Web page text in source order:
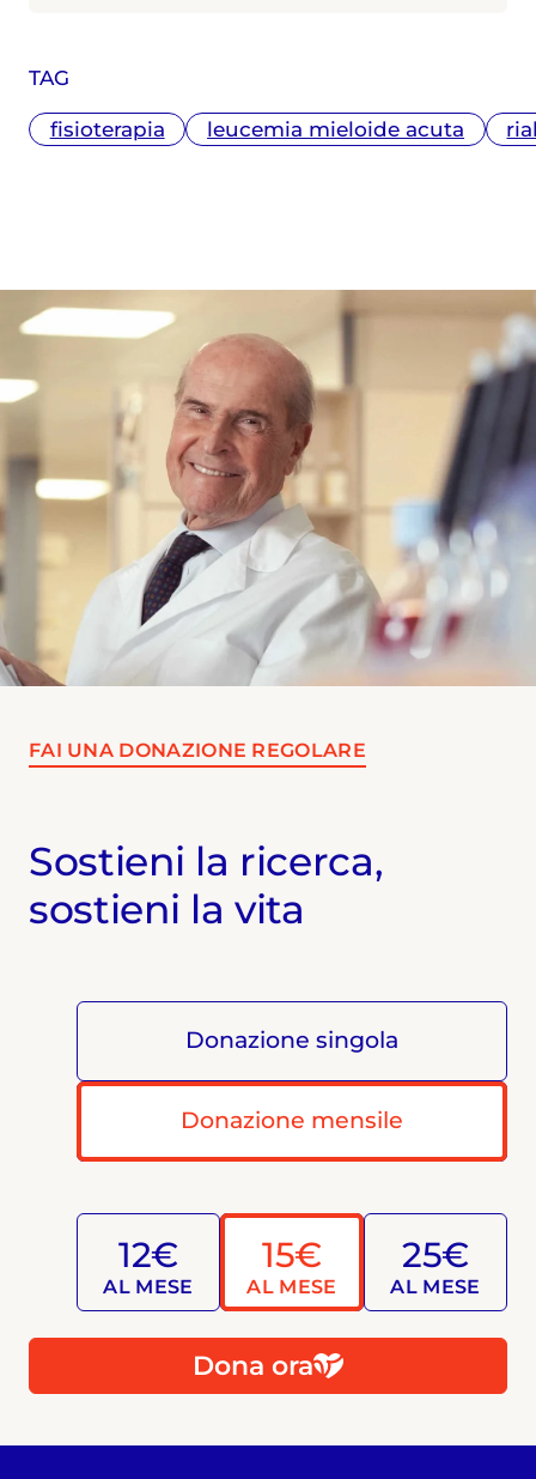
TAG
fisioterapia leucemia mieloide acuta
FAI UNA DONAZIONE REGOLARE
Sostieni la ricerca,
sostieni la vita
Donazione singola
Donazione mensile
12€
AL MESE
15€
AL MESE
25€
AL MESE
Dona ora